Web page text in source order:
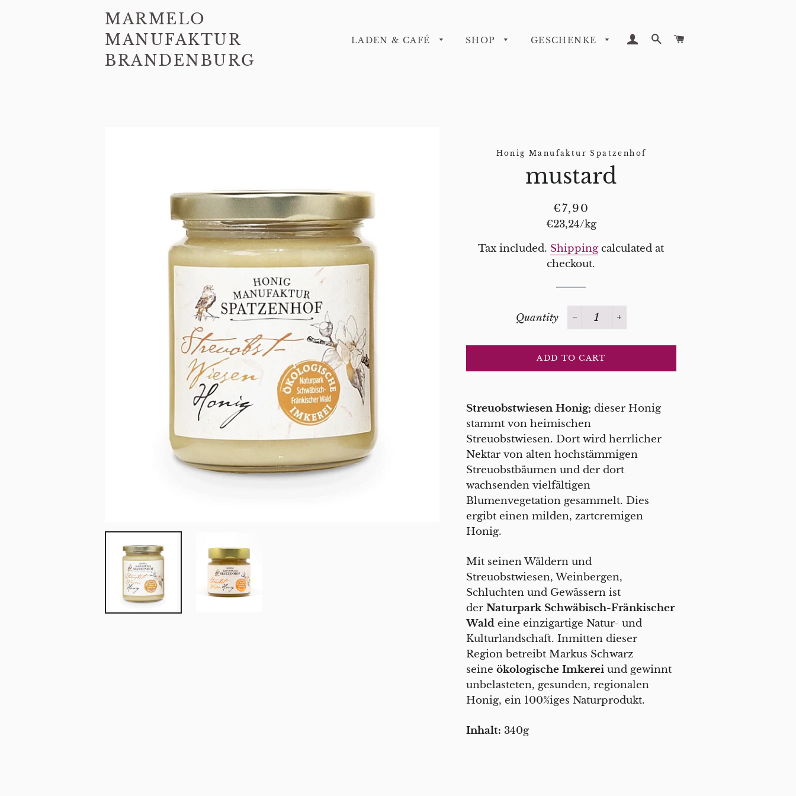
MARMELO
MANUFAKTUR
BRANDENBURG
LADEN & CAFÉ SHOP GESCHENKE LOG INSEARCH
Honig Manufaktur Spatzenhof
mustard
Regular
price
Sale
price
€7,90
Unit
€23,24/per
kg
Tax included. Shippingcalculated at
checkout.
Quantity
−
+
ADD TO CART
Streuobstwiesen Honig; dieser Honig
stammt von heimischen
Streuobstwiesen. Dort wird herrlicher
Nektar von alten hochstämmigen
Streuobstbäumen und der dort
wachsenden vielfältigen
Blumenvegetation gesammelt. Dies
ergibt einen milden, zartcremigen
Honig.
Mit seinen Wäldern und
Streuobstwiesen, Weinbergen,
Schluchten und Gewässern ist
der Naturpark Schwäbisch-Fränkischer
Waldeine einzigartige Natur- und
Kulturlandschaft. Inmitten dieser
Region betreibt Markus Schwarz
seine ökologische Imkereiund gewinnt
unbelasteten, gesunden, regionalen
Honig, ein 100%iges Naturprodukt.
Inhalt: 340g